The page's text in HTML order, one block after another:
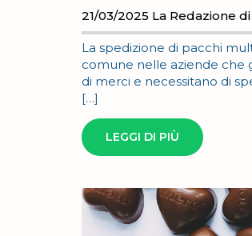
21/03/2025 La Redazione
La spedizione di pacchi
comune nelle aziende che
di merci e necessitano di
[…]
LEGGI DI PIÙ